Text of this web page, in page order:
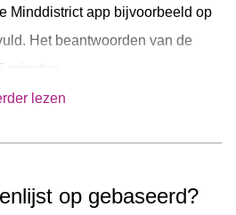
Minddistrict app bijvoorbeeld op
Het beantwoorden van de
minuten.
beeld van de emotionele toestand
lezen
op gebaseerd?